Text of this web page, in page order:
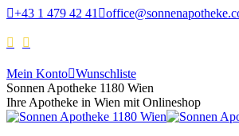
+43 1 479 42 41
Mein Konto Wunschliste
Sonnen Apotheke 1180 Wien
Ihre Apotheke in Wien mit Onlineshop